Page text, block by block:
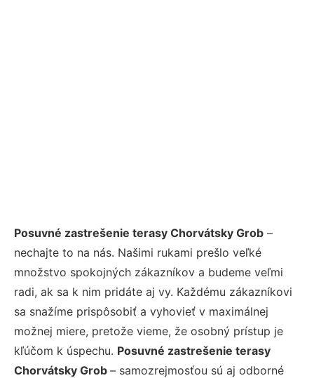
Posuvné zastrešenie terasy Chorvátsky Grob –
nechajte to na nás. Našimi rukami prešlo veľké
množstvo spokojných zákazníkov a budeme veľmi
radi, ak sa k nim pridáte aj vy. Každému zákazníkovi
sa snažíme prispôsobiť a vyhovieť v maximálnej
možnej miere, pretože vieme, že osobný prístup je
kľúčom k úspechu. Posuvné zastrešenie terasy
Chorvátsky Grob – samozrejmosťou sú aj odborné